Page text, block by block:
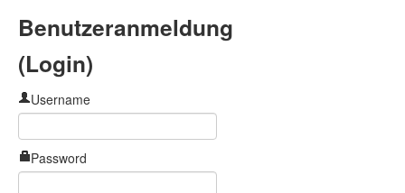
Benutzeranmeldung
(Login)
Username
Password